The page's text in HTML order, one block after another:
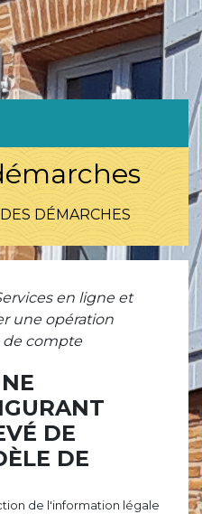
DÉMARCHES
en ligne et
une opération
de compte
DE
DE
de l'information légale